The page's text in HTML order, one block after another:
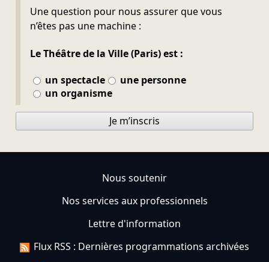
Une question pour nous assurer que vous
n’êtes pas une machine :
Le Théâtre de la Ville (Paris) est :
un spectacle
une personne
un organisme
Ne pas remplir
Je m’inscris
Nous soutenir
Nos services aux professionnels
Lettre d'information
Flux RSS : Dernières programmations archivées